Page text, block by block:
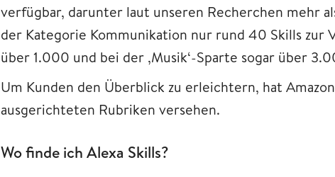
verfügbar, darunter laut unseren Recherchen mehr
der Kategorie Kommunikation nur rund 40 Skills zur
über 1.000 und bei der ‚Musik‘-Sparte sogar über
Um Kunden den Überblick zu erleichtern, hat
ausgerichteten Rubriken versehen.
Wo finde ich Alexa Skills?